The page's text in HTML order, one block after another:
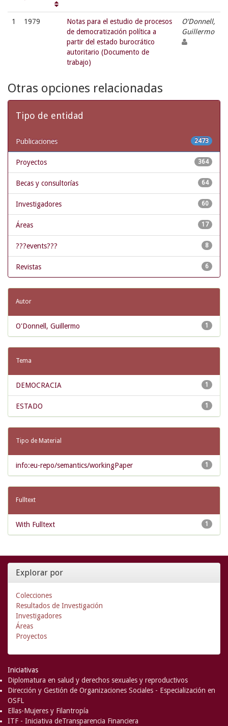
1 1979
Notas para el estudio de procesos
de democratización política a
partir del estado burocrático
autoritario (Documento de
trabajo)
O'Donnell,
Guillermo
Otras opciones relacionadas
Tipo de entidad
2473
Publicaciones
364
Proyectos
64
Becas y consultorías
60
Investigadores
17
Áreas
8
???events???
6
Revistas
Autor
1
O'Donnell, Guillermo
Tema
1
DEMOCRACIA
1
ESTADO
Tipo de Material
1
info:eu-repo/semantics/workingPaper
Fulltext
1
With Fulltext
Explorar por
Colecciones
Resultados de Investigación
Investigadores
Áreas
Proyectos
Iniciativas
Diplomatura en salud y derechos sexuales y reproductivos
Dirección y Gestión de Organizaciones Sociales - Especialización en
OSFL
Ellas-Mujeres y Filantropía
ITF - Iniciativa deTransparencia Financiera